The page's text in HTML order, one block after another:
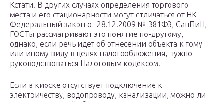
Кстати! В других случаях определения торгового
места и его стационарности могут отличаться от НК.
Федеральный закон от 28.12.2009 № 381ФЗ, СанПиН,
ГОСТы рассматривают это понятие по-другому,
однако, если речь идет об отнесении объекта к тому
или иному виду в целях налогообложения, нужно
руководствоваться Налоговым кодексом.
Если в киоске отсутствует подключение к
электричеству, водопроводу, канализации, можно ли